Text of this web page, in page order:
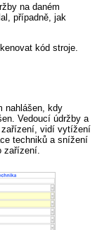
na daném
případně, jak
kód stroje.
nahlášen, kdy
Vedoucí údržby a
zařízení, vidí vytížení
techniků a snížení
zařízení.